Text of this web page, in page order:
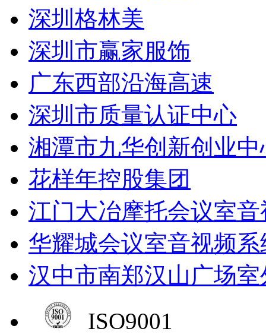
深圳格林美
深圳市赢家服饰
广东西部沿海高速
深圳市质量认证中心
湘潭市九华创新创业中
花样年控股集团
江门大冶摩托会议室
华耀城会议室音视频系
汉中市南郑汉山广场
ISO9001